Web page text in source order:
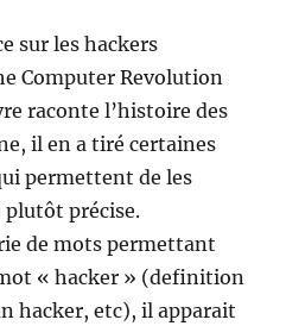
sur les hackers
Computer Revolution
raconte l’histoire des
il en a tiré certaines
permettent de les
plutôt précise.
de mots permettant
« hacker » (definition
hacker, etc), il apparait